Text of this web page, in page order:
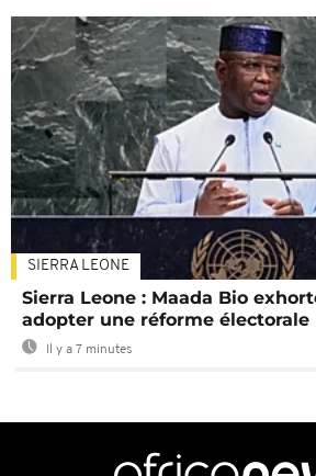
SIERRA LEONE
Sierra Leone : Maada Bio
adopter une réforme électorale
Il y a 7 minutes